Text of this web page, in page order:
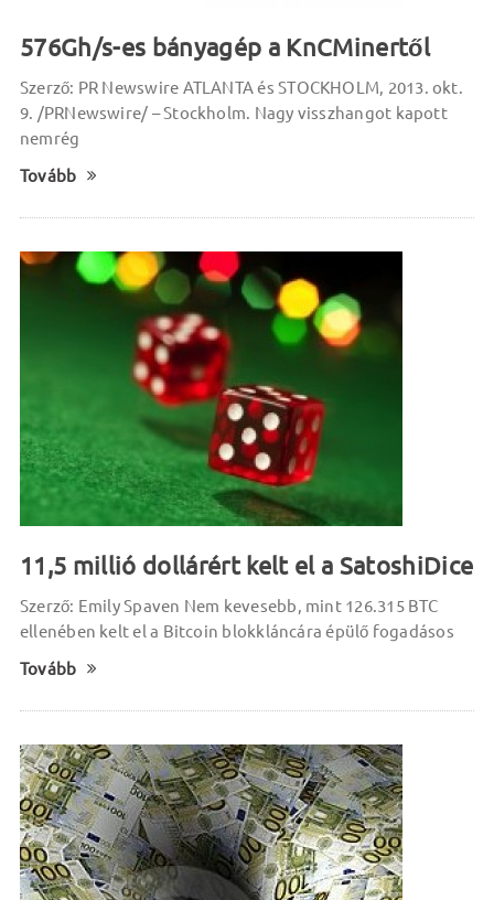
576Gh/s-es bányagép a KnCMinertől
Szerző: PR Newswire ATLANTA és STOCKHOLM, 2013. okt.
9. /PRNewswire/ – Stockholm. Nagy visszhangot kapott
nemrég
Tovább
11,5 millió dollárért kelt el a SatoshiDice
Szerző: Emily Spaven Nem kevesebb, mint 126.315 BTC
ellenében kelt el a Bitcoin blokkláncára épülő fogadásos
Tovább